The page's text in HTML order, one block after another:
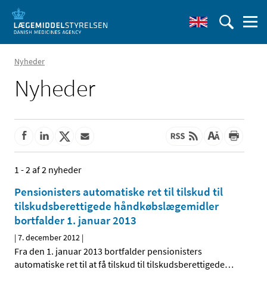
Nyheder
Nyheder
1 - 2 af 2 nyheder
Pensionisters automatiske ret til tilskud til
tilskudsberettigede håndkøbslægemidler
bortfalder 1. januar 2013
|7. december 2012 |
Fra den 1. januar 2013 bortfalder pensionisters
automatiske ret til at få tilskud til tilskudsberettigede…